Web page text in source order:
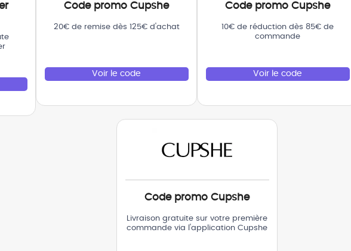
Code promo Cupshe
20€ de remise dès 125€ d'achat
Voir le code
Code promo Cupshe
10€ de réduction dès 85€ de
commande
Voir le code
Code promo Cupshe
Livraison gratuite sur votre première
commande via l'application Cupshe